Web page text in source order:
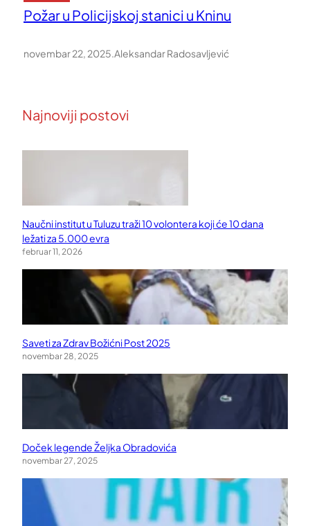
Požar u Policijskoj stanici u Kninu
novembar 22, 2025.Aleksandar Radosavljević
Najnoviji postovi
Naučni institut u Tuluzu traži 10 volontera koji će 10 dana
ležati za 5.000 evra
februar 11, 2026
Saveti za Zdrav Božićni Post 2025
novembar 28, 2025
Doček legende Željka Obradovića
novembar 27, 2025